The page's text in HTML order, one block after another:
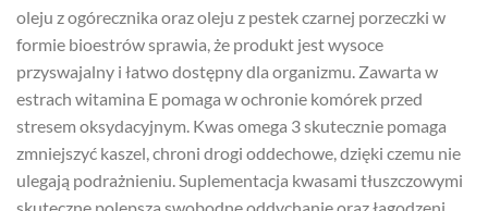
oleju z ogórecznika oraz oleju z pestek czarnej porzeczki w
formie bioestrów sprawia, że produkt jest wysoce
przyswajalny i łatwo dostępny dla organizmu. Zawarta w
estrach witamina E pomaga w ochronie komórek przed
stresem oksydacyjnym. Kwas omega 3 skutecznie pomaga
zmniejszyć kaszel, chroni drogi oddechowe, dzięki czemu nie
ulegają podrażnieniu. Suplementacja kwasami tłuszczowymi